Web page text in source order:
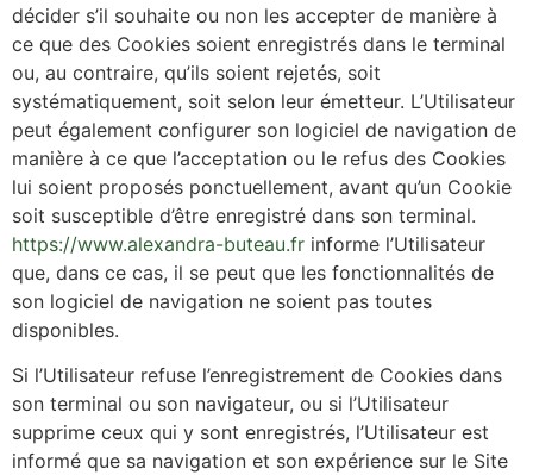
décider s’il souhaite ou non les accepter de manière à
ce que des Cookies soient enregistrés dans le terminal
ou, au contraire, qu’ils soient rejetés, soit
systématiquement, soit selon leur émetteur. L’Utilisateur
peut également configurer son logiciel de navigation de
manière à ce que l’acceptation ou le refus des Cookies
lui soient proposés ponctuellement, avant qu’un Cookie
soit susceptible d’être enregistré dans son terminal.
https://www.alexandra-buteau.fr informe l’Utilisateur
que, dans ce cas, il se peut que les fonctionnalités de
son logiciel de navigation ne soient pas toutes
disponibles.
Si l’Utilisateur refuse l’enregistrement de Cookies dans
son terminal ou son navigateur, ou si l’Utilisateur
supprime ceux qui y sont enregistrés, l’Utilisateur est
informé que sa navigation et son expérience sur le Site